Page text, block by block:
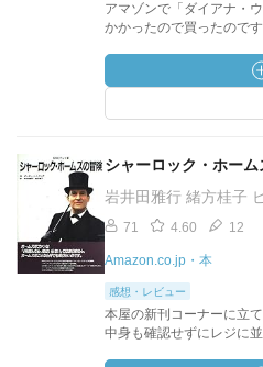
アマゾンで「ダイアナ・
かかったので買ったので
シャーロック・ホー
岩井田雅行 緒方桂子
71 4.60 12
Amazon.co.jp・本
感想・レビュー
本屋の新刊コーナーに立
中身も確認せずにレジに